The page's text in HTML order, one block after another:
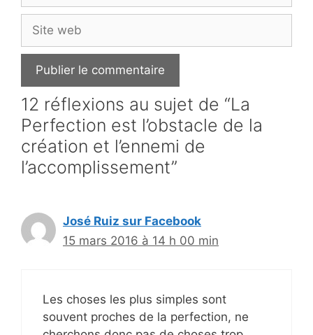
Site
web
12 réflexions au sujet de “La
Perfection est l’obstacle de la
création et l’ennemi de
l’accomplissement”
José Ruiz sur Facebook
15 mars 2016 à 14 h 00 min
Les choses les plus simples sont
souvent proches de la perfection, ne